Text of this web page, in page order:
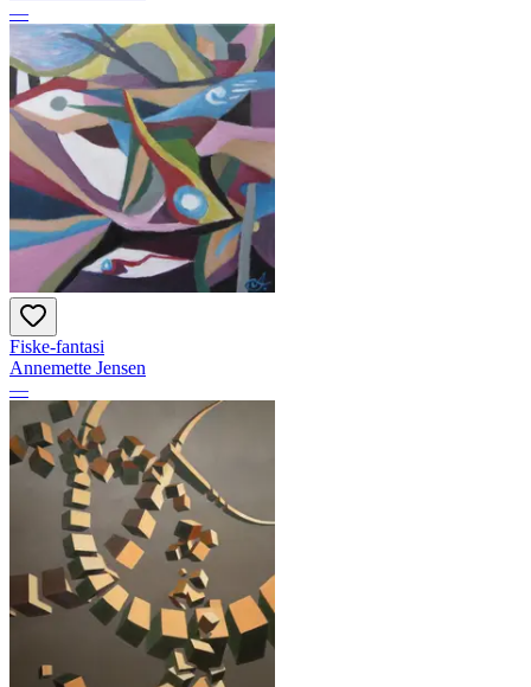
—
Fiske-fantasi
Annemette Jensen
—